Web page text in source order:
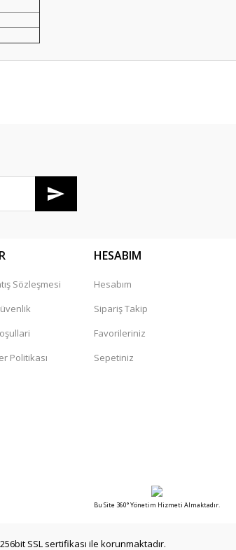
Sözleşmesi
Politikası
HESABIM
Hesabım
Sipariş Takip
Favorileriniz
Sepetiniz
Bu Site 360° Yönetim Hizmeti Almaktadır.
SSL sertifikası ile korunmaktadır.